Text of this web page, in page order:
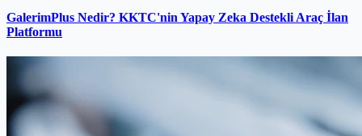
GalerimPlus Nedir? KKTC'nin Yapay Zeka Destekli Araç İlan
Platformu